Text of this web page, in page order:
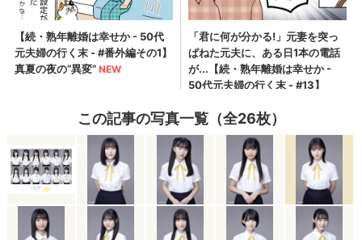
この記事の写真一覧（全26枚）